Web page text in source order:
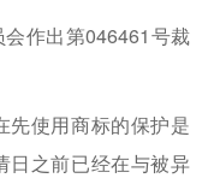
作出第046461号裁
使用商标的保护是
日之前已经在与被异